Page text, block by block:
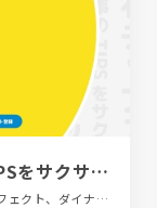
おかねチップス｜お金と仕事のTIPSをサクサク検索
イエロー系、オンラインサービス、スクロールエフェクト、ダイナミック、ブルー系、ホワイト系、ポップ、メディアサイト、モーション多め、大きめ写真